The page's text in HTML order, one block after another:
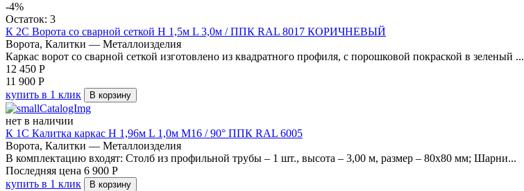
-4%
Остаток: 3
К 2С Ворота со сварной сеткой H 1,5м L 3,0м / ППК RAL 8017 КОРИЧНЕВЫЙ
Ворота, Калитки — Металлоизделия
Каркас ворот со сварной сеткой изготовлено из квадратного профиля, с порошковой покраской в зеленый ...
12 450 Р
11 900 Р
купить в 1 клик
В корзину
нет в наличии
К 1С Калитка каркас Н 1,96м L 1,0м М16 / 90° ППК RAL 6005
Ворота, Калитки — Металлоизделия
В комплектацию входят: Столб из профильной трубы – 1 шт., высота – 3,00 м, размер – 80х80 мм; Шарни...
Последняя цена 6 900 Р
купить в 1 клик
В корзину